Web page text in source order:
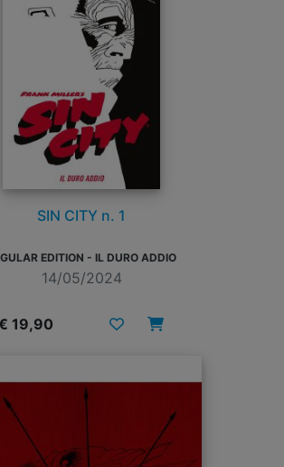
SIN CITY n. 1
EDITION - IL DURO ADDIO
14/05/2024
19,90